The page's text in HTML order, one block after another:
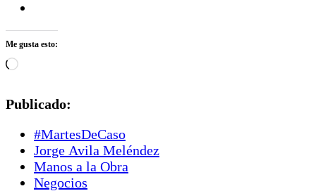
Me gusta esto:
Cargando...
Publicado:
#MartesDeCaso
Jorge Avila Meléndez
Manos a la Obra
Negocios